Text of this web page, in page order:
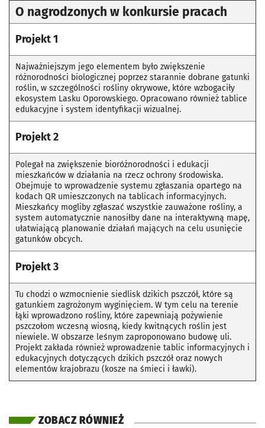
O nagrodzonych w konkursie pracach
Projekt 1
Najważniejszym jego elementem było zwiększenie
różnorodności biologicznej poprzez starannie dobrane gatunki
roślin, w szczególności rośliny okrywowe, które wzbogaciły
ekosystem Lasku Oporowskiego. Opracowano również tablice
edukacyjne i system identyfikacji wizualnej.
Projekt 2
Polegał na zwiększenie bioróżnorodności i edukacji
mieszkańców w działania na rzecz ochrony środowiska.
Obejmuje to wprowadzenie systemu zgłaszania opartego na
kodach QR umieszczonych na tablicach informacyjnych.
Mieszkańcy mogliby zgłaszać wszystkie zauważone rośliny, a
system automatycznie nanosiłby dane na interaktywną mapę,
ułatwiającą planowanie działań mających na celu usunięcie
gatunków obcych.
Projekt 3
Tu chodzi o wzmocnienie siedlisk dzikich pszczół, które są
gatunkiem zagrożonym wyginięciem. W tym celu na terenie
łąki wprowadzono rośliny, które zapewniają pożywienie
pszczołom wczesną wiosną, kiedy kwitnących roślin jest
niewiele. W obszarze leśnym zaproponowano budowę uli.
Projekt zakłada również wprowadzenie tablic informacyjnych i
edukacyjnych dotyczących dzikich pszczół oraz nowych
elementów krajobrazu (kosze na śmieci i ławki).
ZOBACZ RÓWNIEŻ